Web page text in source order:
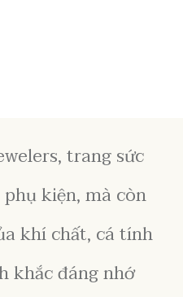
trang sức
kiện, mà còn
khí chất, cá tính
khắc đáng nhớ